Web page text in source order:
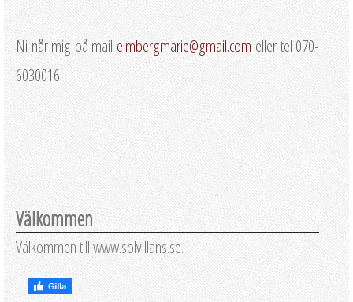
Ni når mig på mailelmbergmarie@gmail.comeller tel 070-
6030016
Välkommen
Välkommen till www.solvillans.se.